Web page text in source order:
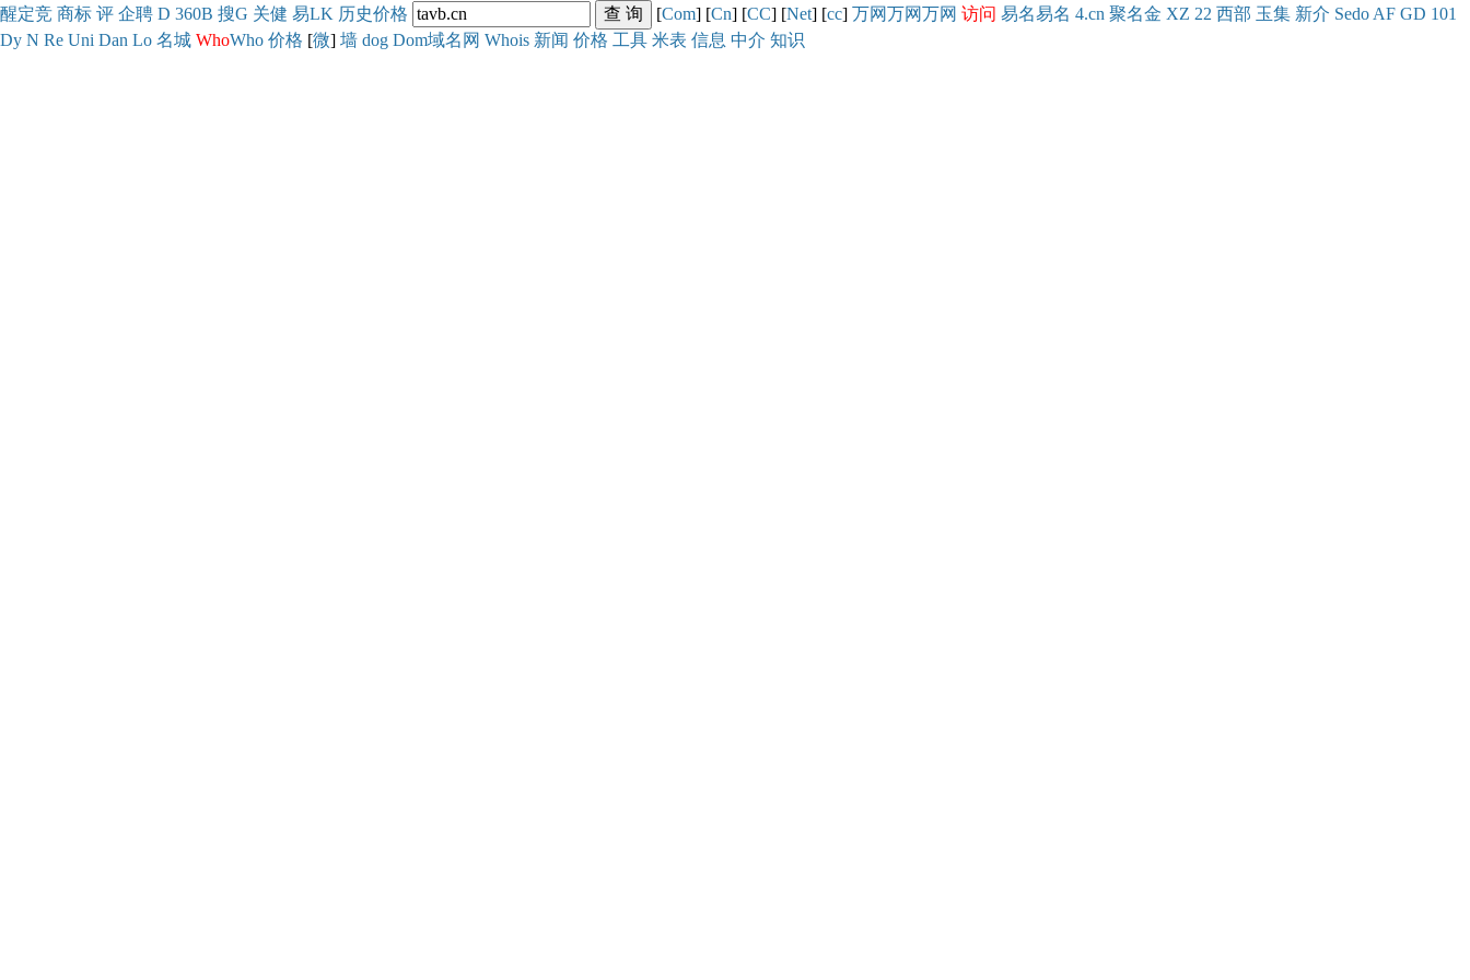
醒定竞 商标 评 企聘 D 360B 搜G 关健 易LK 历史价格 [Com] [Cn] [CC] [Net] [cc] 万网万网万网 访问 易名易名 4.cn 聚名金 XZ 22 西部 玉集 新介 Sedo AF GD 101
Dy N Re Uni Dan Lo 名城 WhoWho 价格 [微] 墙 dog Dom域名网 Whois 新闻 价格 工具 米表 信息 中介 知识